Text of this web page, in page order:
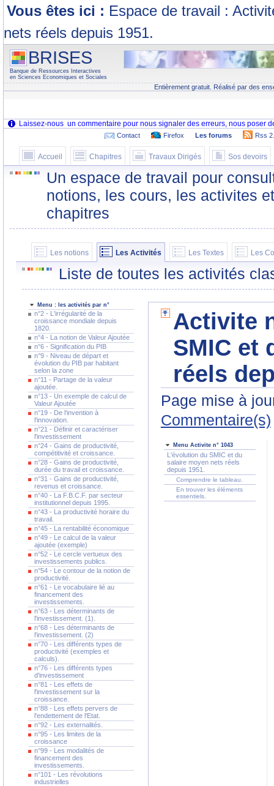
Vous êtes ici : Espace de travail :
nets réels depuis 1951.
BRISES
Banque de Ressources Interactives
en Sciences Economiques et Sociales
Entièrement gratuit. Réalisé par des
Contact Firefox Les forums Rss
Accueil Chapitres Travaux Dirigés Sos devoirs
Un espace de travail pour
notions, les cours, les activites
chapitres
Les notions Les Activités Les Textes Les
Liste de toutes les activités
Menu : les activités par n°
n°2 - L'irrégularité de la
croissance mondiale depuis
1820.
n°4 - La notion de Valeur Ajoutée
n°6 - Signification du PIB
n°9 - Niveau de départ et
évolution du PIB par habitant
selon la zone
n°11 - Partage de la valeur
ajoutée.
n°13 - Un exemple de calcul de
Valeur Ajoutée
n°19 - De l'invention à
l'innovation.
n°21 - Définir et caractériser
l'investissement
n°24 - Gains de productivité,
compétitivité et croissance.
n°28 - Gains de productivité,
durée du travail et croissance.
n°31 - Gains de productivité,
revenus et croissance.
n°40 - La F.B.C.F. par secteur
institutionnel depuis 1995.
n°43 - La productivité horaire du
travail.
n°45 - La rentabilité économique
n°49 - Le calcul de la valeur
ajoutée (exemple)
n°52 - Le cercle vertueux des
investissements publics.
n°54 - Le contour de la notion de
productivité.
n°61 - Le vocabulaire lié au
financement des
investissements.
n°63 - Les déterminants de
l'investissement. (1).
n°68 - Les déterminants de
l'investissement. (2)
n°70 - Les différents types de
productivité (exemples et
calculs).
n°76 - Les différents types
d'investissement
n°81 - Les effets de
l'investissement sur la
croissance.
n°88 - Les effets pervers de
l'endettement de l'Etat.
n°92 - Les externalités.
n°95 - Les limites de la
croissance
n°99 - Les modalités de
financement des
investissements.
n°101 - Les révolutions
industrielles
Activite
SMIC et
réels
Page mise à
Commentaire(s)
Menu Activite n° 1043
L'évolution du SMIC et du
salaire moyen nets réels
depuis 1951.
Comprendre le tableau.
En trouver les éléments
essentiels.